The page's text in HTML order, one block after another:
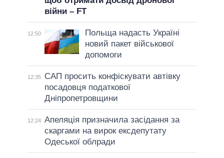
війни – FT
12:50
Польща надасть Україні
новий пакет військової
допомоги
12:35
САП просить конфіскувати автівку
посадовця податкової
Дніпропетровщини
12:24 Апеляція призначила засідання за
скаргами на вирок ексдепутату
Одеської облради